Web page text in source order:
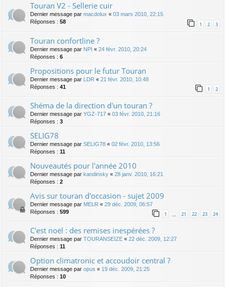
Touran V2 - Sellerie cuir
Dernier message par macdolux « 03 mars 2010, 22:15
Réponses : 58 1 2 3
Touran confortline ?
Dernier message par NPI « 24 févr. 2010, 20:24
Réponses : 6
Propositions pour le futur Touran
Dernier message par LDR « 21 févr. 2010, 10:48
Réponses : 41 1 2
Shéma de la direction d'un touran ?
Dernier message par YGZ-717 « 03 févr. 2010, 21:16
Réponses : 3
SELIG78
Dernier message par SELIG78 « 02 févr. 2010, 13:56
Réponses : 11
Nouveautés pour l'année 2010
Dernier message par kandinsky « 28 janv. 2010, 16:21
Réponses : 2
Avis sur touran d'occasion - sujet 2009
Dernier message par MELR « 29 déc. 2009, 06:57
Réponses : 599 1 21 22 23 24
C'est noël : des remises inespérées ?
Dernier message par TOURANSEIZE « 22 déc. 2009, 12:27
Réponses : 11
Option climatronic et accoudoir central ?
Dernier message par opus « 19 déc. 2009, 21:25
Réponses : 10